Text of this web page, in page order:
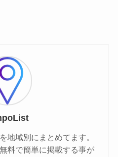
地域別にまとめてます。
料で簡単に掲載する事が